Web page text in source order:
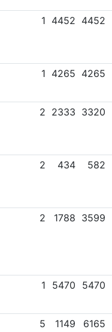
1 4452 4452
1 4265 4265
2 2333 3320
2 434 582
2 1788 3599
1 5470 5470
5 1149 6165